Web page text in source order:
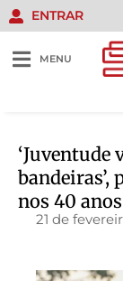
ENTRAR
MENU
nos 40
21 de